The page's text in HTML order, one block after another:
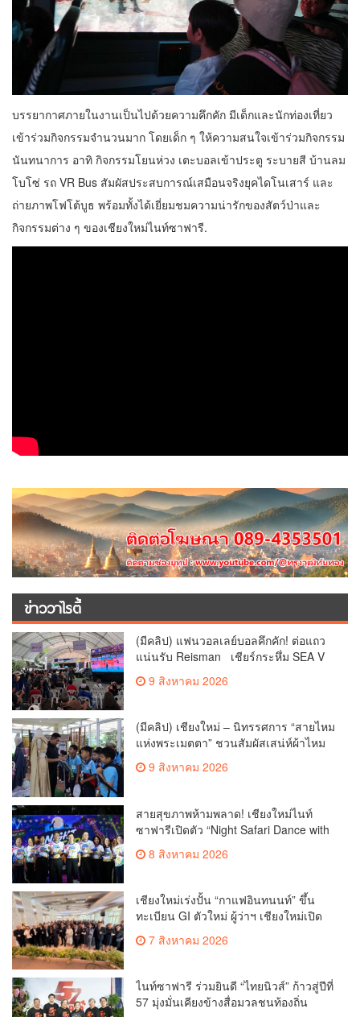
บรรยากาศภายในงานเป็นไปด้วยความคึกคัก มีเด็กและนักท่องเที่ยว
เข้าร่วมกิจกรรมจำนวนมาก โดยเด็ก ๆ ให้ความสนใจเข้าร่วมกิจกรรม
นันทนาการ อาทิ กิจกรรมโยนห่วง เตะบอลเข้าประตู ระบายสี บ้านลม
โบโซ่ รถ VR Bus สัมผัสประสบการณ์เสมือนจริงยุคไดโนเสาร์ และ
ถ่ายภาพโฟโต้บูธ พร้อมทั้งได้เยี่ยมชมความน่ารักของสัตว์ป่าและ
กิจกรรมต่าง ๆ ของเชียงใหม่ไนท์ซาฟารี.
ข่าววาไรตี้
(มีคลิป) แฟนวอลเลย์บอลคึกคัก! ต่อแถว
แน่นรับ Reisman เชียร์กระหึ่ม SEA V
League 2026 ที่เชียงใหม่
9 สิงหาคม 2026
(มีคลิป) เชียงใหม่ – นิทรรศการ “สายไหม
แห่งพระเมตตา” ชวนสัมผัสเสน่ห์ผ้าไหม
ไทยและพรรณไม้พระนามตลอดเดือน
สิงหาคมนี้
9 สิงหาคม 2026
สายสุขภาพห้ามพลาด! เชียงใหม่ไนท์
ซาฟารีเปิดตัว “Night Safari Dance with
8 สิงหาคม 2026
เชียงใหม่เร่งปั้น “กาแฟอินทนนท์” ขึ้น
ทะเบียน GI ตัวใหม่ ผู้ว่าฯ เชียงใหม่เปิด
7 สิงหาคม 2026
ไนท์ซาฟารี ร่วมยินดี “ไทยนิวส์” ก้าวสู่ปีที่
57 มุ่งมั่นเคียงข้างสื่อมวลชนท้องถิ่น